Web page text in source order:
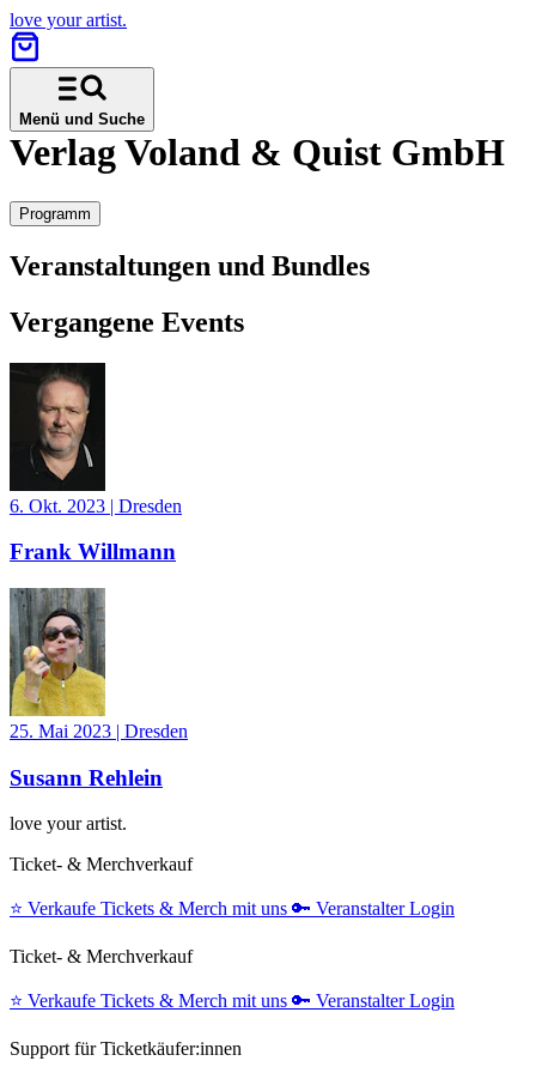
love your artist.
Menü und Suche
Verlag Voland & Quist GmbH
Programm
Veranstaltungen und Bundles
Vergangene Events
6. Okt. 2023 | Dresden
Frank Willmann
25. Mai 2023 | Dresden
Susann Rehlein
love your artist.
Ticket- & Merchverkauf
⭐️ Verkaufe Tickets & Merch mit uns 🔑 Veranstalter Login
Ticket- & Merchverkauf
⭐️ Verkaufe Tickets & Merch mit uns 🔑 Veranstalter Login
Support für Ticketkäufer:innen